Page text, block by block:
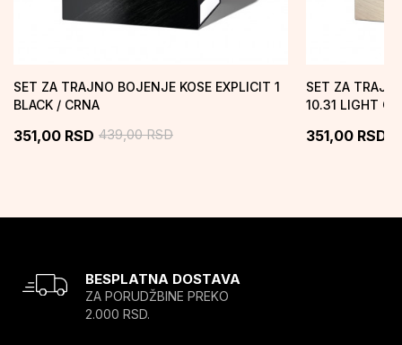
SET ZA TRAJNO BOJENJE KOSE EXPLICIT 1
BLACK / CRNA
351,00 RSD 439,00RSD
SET ZA
10.31 LIGHT
351,00 RSD
BESPLATNA DOSTAVA
ZA PORUDŽBINE PREKO
2.000 RSD.